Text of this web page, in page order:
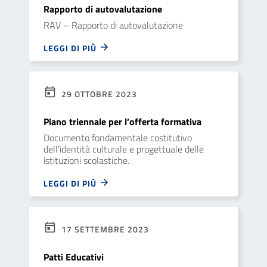
Rapporto di autovalutazione
RAV – Rapporto di autovalutazione
LEGGI DI PIÙ
29 OTTOBRE 2023
Piano triennale per l’offerta formativa
Documento fondamentale costitutivo
dell’identità culturale e progettuale delle
istituzioni scolastiche.
LEGGI DI PIÙ
17 SETTEMBRE 2023
Patti Educativi